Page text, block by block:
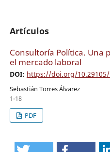
Artículos
Consultoría Política. Una
el mercado laboral
DOI: https://doi.org/10.29105/
Sebastián Torres Álvarez
1-18
PDF